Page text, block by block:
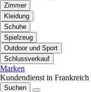
Zimmer
Kleidung
Schuhe
Spielzeug
Outdoor und Sport
Schlussverkauf
Marken
Kundendienst in Frankreich
Suchen